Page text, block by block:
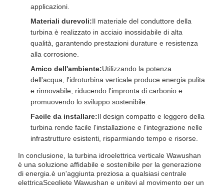
applicazioni.
Materiali durevoli:Il materiale del conduttore della
turbina è realizzato in acciaio inossidabile di alta
qualità, garantendo prestazioni durature e resistenza
alla corrosione.
Amico dell'ambiente:Utilizzando la potenza
dell'acqua, l'idroturbina verticale produce energia pulita
e rinnovabile, riducendo l'impronta di carbonio e
promuovendo lo sviluppo sostenibile.
Facile da installare:Il design compatto e leggero della
turbina rende facile l'installazione e l'integrazione nelle
infrastrutture esistenti, risparmiando tempo e risorse.
In conclusione, la turbina idroelettrica verticale Wawushan
è una soluzione affidabile e sostenibile per la generazione
di energia.è un'aggiunta preziosa a qualsiasi centrale
elettricaScegliete Wawushan e unitevi al movimento per un